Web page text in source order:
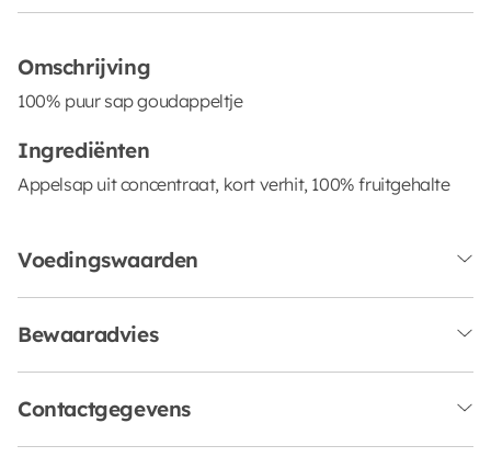
Omschrijving
100% puur sap goudappeltje
Ingrediënten
Appelsap uit concentraat, kort verhit, 100% fruitgehalte
Voedingswaarden
Bewaaradvies
Contactgegevens